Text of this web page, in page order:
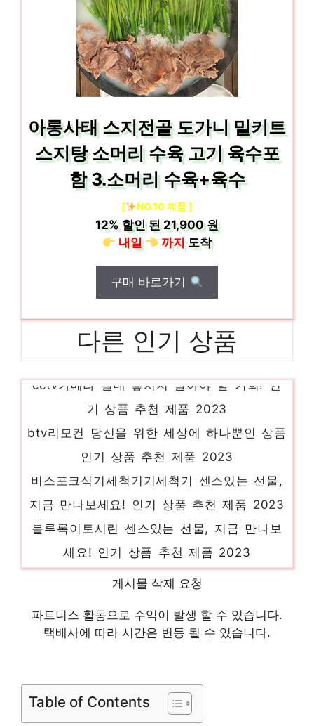
아롱사태 스지전골 도가니 밀키트
스지탕 소머리 수육 고기 육수포
함 3.소머리 수육+육수
[ NO.10 제품 ]
12%할인 된21,900 원
내일
까지도착
구매 바로가기
다른 인기 상품
cctv카메라 절대 놓치지 말아야 할 기회! 인
기모후드집업 놀라운 당신을 위한 최고의 선
택 인기 상품 추천 제품 2023
홈트다이어트 핫 아이템, 주목해주세요! 인기
상품 추천 제품 2023
을 바꿔줄 기회 인기 상품 추천 제품 2023
게시물 삭제 요청
파트너스 활동으로 수익이 발생 할 수 있습니다.
택배사에 따라 시간은 변동 될 수 있습니다.
Table of Contents